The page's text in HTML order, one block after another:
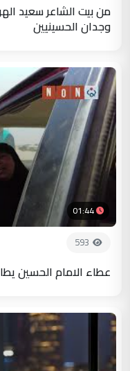
من بيت الشاعر سعيد
وجدان الحسينيين
01:44
593
عطاء الامام الحسين